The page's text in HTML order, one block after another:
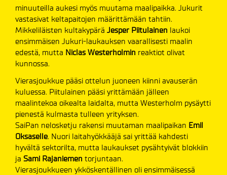
minuuteilla aukesi myös muutama maalipaikka. Jukurit
vastasivat keltapaitojen määrittämään tahtiin.
Mikkeliläisten kultakypärä Jesper Piitulainen laukoi
ensimmäisen Jukuri-laukauksen vaarallisesti maalin
edestä, mutta Niclas Westerholmin reaktiot olivat
kunnossa.
Vierasjoukkue pääsi ottelun juoneen kiinni avauserän
kuluessa. Piitulainen pääsi yrittämään jälleen
maalintekoa oikealta laidalta, mutta Westerholm pysäytti
pienestä kulmasta tulleen yrityksen.
SaiPan nelosketju rakensi muutaman maalipaikan Emil
Oksaselle. Nuori laitahyökkääjä sai yrittää kahdesti
hyvältä sektorilta, mutta laukaukset pysähtyivät blokkiin
ja Sami Rajaniemen torjuntaan.
Vierasjoukkueen ykköskentällinen oli ensimmäisessä